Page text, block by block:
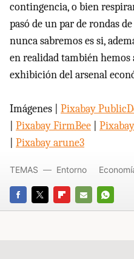
contingencia, o bien
pasó de un par de rondas
nunca sabremos es si,
en realidad también hemos
exhibición del arsenal
Imágenes | Pixabay
Pixabay FirmBee
Pixabay arune3
FACEBOOK
TWITTERFLIPBOARD
E-
TEMAS Entorno